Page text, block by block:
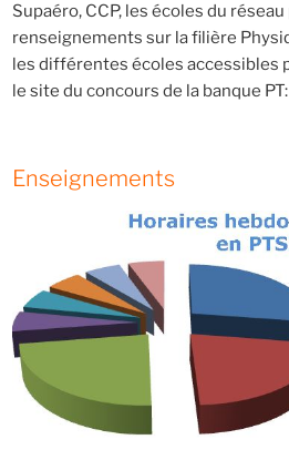
Supaéro, CCP, les écoles du
renseignements sur la filière
les différentes écoles accessibles
le site du concours de la banque PT:
Enseignements